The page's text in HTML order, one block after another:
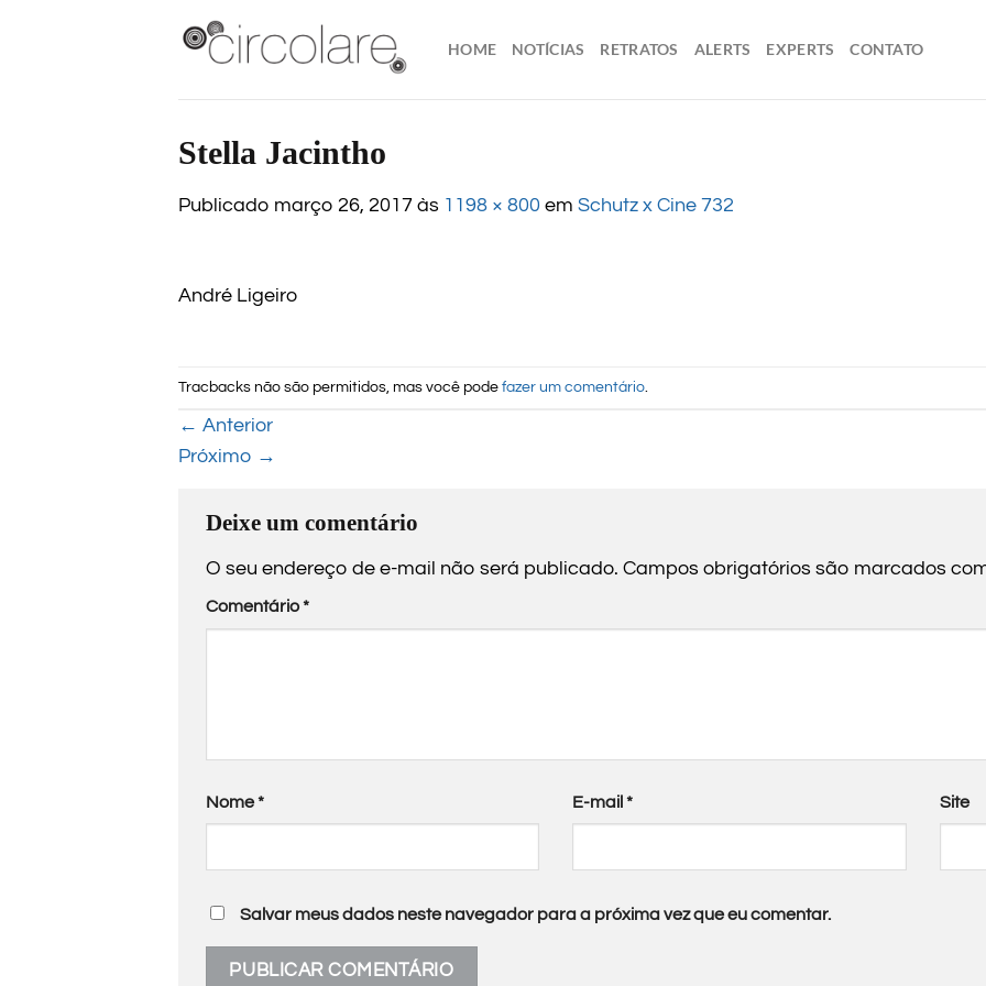
HOME NOTÍCIAS RETRATOS ALERTS EXPERTS CONTATO
Stella Jacintho
Publicado março 26, 2017 às 1198 × 800 em Schutz x Cine 732
André Ligeiro
Tracbacks não são permitidos, mas você pode fazer um comentário
← Anterior
Próximo →
Deixe um comentário
O seu endereço de e-mail não será publicado. Campos obrigatórios são marcados
Comentário*
Nome* E-mail* Site
Salvar meus dados neste navegador para a próxima vez que eu comentar.